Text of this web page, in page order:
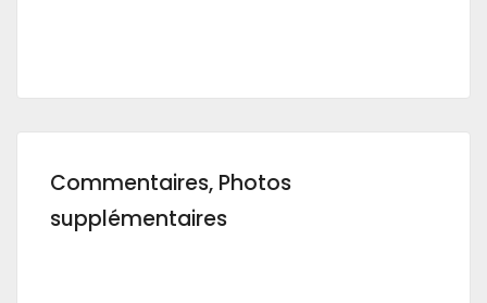
Commentaires, Photos
supplémentaires